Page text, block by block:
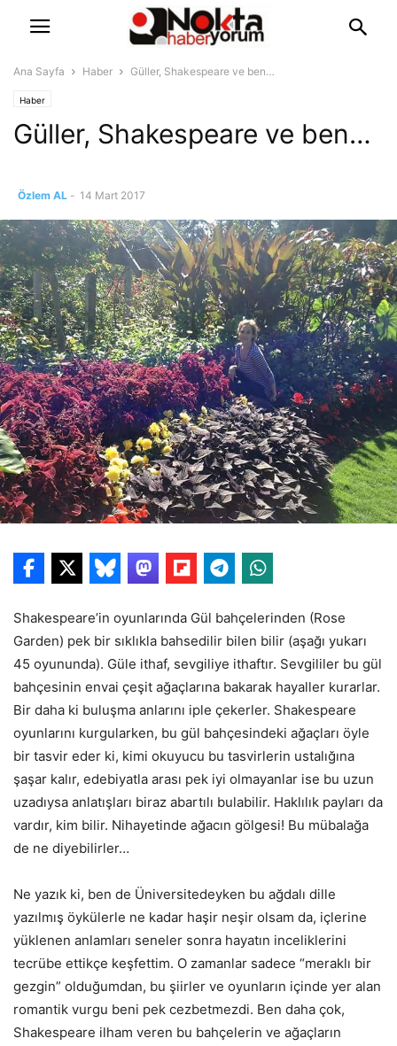
Ana Sayfa Haber Güller, Shakespeare ve ben…
Haber
Güller, Shakespeare ve ben…
Özlem AL - 14 Mart 2017
Shakespeare’in oyunlarında Gül bahçelerinden (Rose
Garden) pek bir sıklıkla bahsedilir bilen bilir (aşağı yukarı
45 oyununda). Güle ithaf, sevgiliye ithaftır. Sevgililer bu gül
bahçesinin envai çeşit ağaçlarına bakarak hayaller kurarlar.
Bir daha ki buluşma anlarını iple çekerler. Shakespeare
oyunlarını kurgularken, bu gül bahçesindeki ağaçları öyle
bir tasvir eder ki, kimi okuyucu bu tasvirlerin ustalığına
şaşar kalır, edebiyatla arası pek iyi olmayanlar ise bu uzun
uzadıysa anlatışları biraz abartılı bulabilir. Haklılık payları da
vardır, kim bilir. Nihayetinde ağacın gölgesi! Bu mübalağa
de ne diyebilirler…
Ne yazık ki, ben de Üniversitedeyken bu ağdalı dille
yazılmış öykülerle ne kadar haşir neşir olsam da, içlerine
yüklenen anlamları seneler sonra hayatın inceliklerini
tecrübe ettikçe keşfettim. O zamanlar sadece “meraklı bir
gezgin” olduğumdan, bu şiirler ve oyunların içinde yer alan
romantik vurgu beni pek cezbetmezdi. Ben daha çok,
Shakespeare ilham veren bu bahçelerin ve ağaçların